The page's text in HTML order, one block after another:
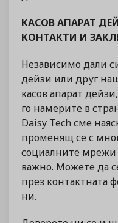
КАСОВ АПАРАТ
КОНТАКТИ И
Независимо дали
дейзи или друг
касов апарат
го намерите в
Daisy Tech сме
променящ се с
социалните
важно. Можете да
през контактната
ни.